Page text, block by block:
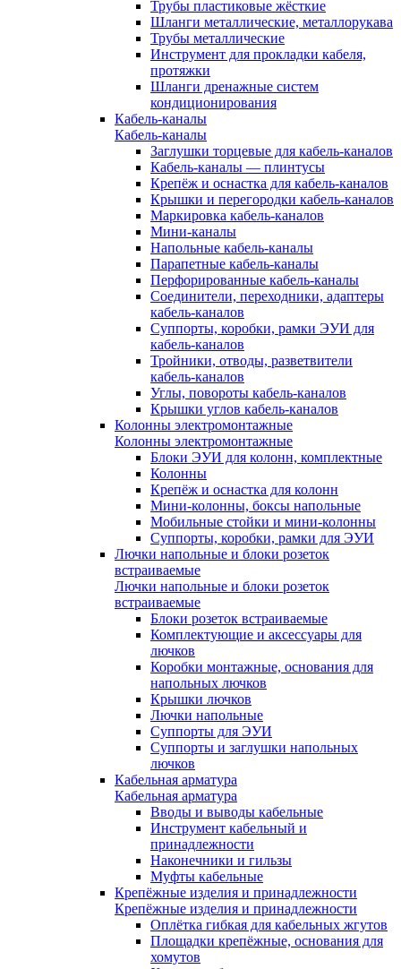
Трубы пластиковые жёсткие
Шланги металлические, металлорукава
Трубы металлические
Инструмент для прокладки кабеля,
протяжки
Шланги дренажные систем
кондиционирования
Кабель-каналы
Кабель-каналы
Заглушки торцевые для кабель-каналов
Кабель-каналы — плинтусы
Крепёж и оснастка для кабель-каналов
Крышки и перегородки кабель-каналов
Маркировка кабель-каналов
Мини-каналы
Напольные кабель-каналы
Парапетные кабель-каналы
Перфорированные кабель-каналы
Соединители, переходники, адаптеры
кабель-каналов
Суппорты, коробки, рамки ЭУИ для
кабель-каналов
Тройники, отводы, разветвители
кабель-каналов
Углы, повороты кабель-каналов
Крышки углов кабель-каналов
Колонны электромонтажные
Колонны электромонтажные
Блоки ЭУИ для колонн, комплектные
Колонны
Крепёж и оснастка для колонн
Мини-колонны, боксы напольные
Мобильные стойки и мини-колонны
Суппорты, коробки, рамки для ЭУИ
Лючки напольные и блоки розеток
встраиваемые
Лючки напольные и блоки розеток
встраиваемые
Блоки розеток встраиваемые
Комплектующие и аксессуары для
лючков
Коробки монтажные, основания для
напольных лючков
Крышки лючков
Лючки напольные
Суппорты для ЭУИ
Суппорты и заглушки напольных
лючков
Кабельная арматура
Кабельная арматура
Вводы и выводы кабельные
Инструмент кабельный и
принадлежности
Наконечники и гильзы
Муфты кабельные
Крепёжные изделия и принадлежности
Крепёжные изделия и принадлежности
Оплётка гибкая для кабельных жгутов
Площадки крепёжные, основания для
хомутов